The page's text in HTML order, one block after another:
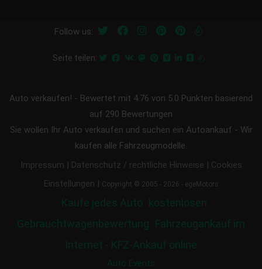
Follow us:
Seite teilen:
Auto verkaufen! - Bewertet mit 4.76 von 5.0 Punkten basierend
auf 290 Bewertungen
Sie wollen Ihr Auto verkaufen und suchen ein Autoankauf - Wir
kaufen alle Fahrzeugmodelle.
Impressum | Datenschutz / rechtliche Hinweise | Cookies
Einstellungen | Copyright © 2005 - 2026 - egeMotors
Kaufe jedes Auto kostenlosen
Gebrauchtwagenbewertung Fahrzeugankauf im
Internet - KFZ-Ankauf online
Auto Events